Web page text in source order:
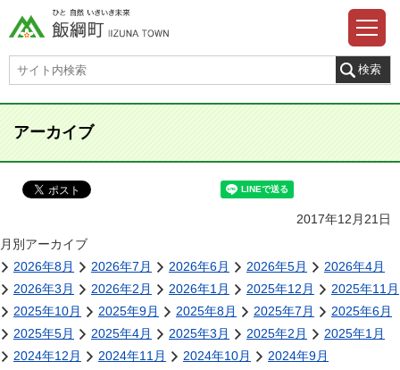
アーカイブ
2017年12月21日
月別アーカイブ
2026年8月
2026年7月 2026年6月 2026年5月
2026年4月
2026年3月
2026年2月 2026年1月 2025年12月
2025年11月
2025年10月
2025年9月 2025年8月 2025年7月
2025年6月
2025年5月
2025年4月 2025年3月 2025年2月
2025年1月
2024年12月
2024年11月 2024年10月
2024年9月